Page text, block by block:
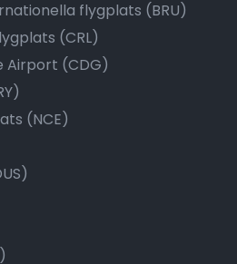
flygplats (BRU)
(CRL)
Airport (CDG)
(NCE)